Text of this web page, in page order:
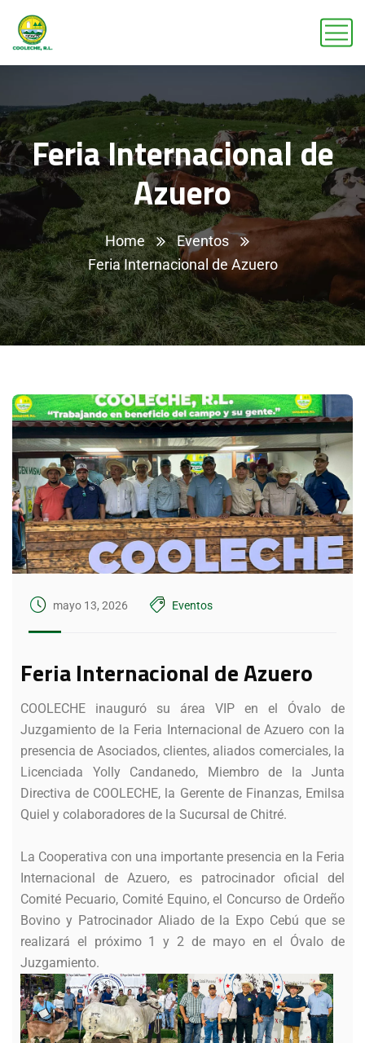
Feria Internacional de
Azuero
Home
Eventos
Feria Internacional de Azuero
mayo 13, 2026 Eventos
Feria Internacional de Azuero
COOLECHE inauguró su área VIP en el Óvalo de
Juzgamiento de la Feria Internacional de Azuero con la
presencia de Asociados, clientes, aliados comerciales, la
Licenciada Yolly Candanedo, Miembro de la Junta
Directiva de COOLECHE, la Gerente de Finanzas, Emilsa
Quiel y colaboradores de la Sucursal de Chitré.
La Cooperativa con una importante presencia en la Feria
Internacional de Azuero, es patrocinador oficial del
Comité Pecuario, Comité Equino, el Concurso de Ordeño
Bovino y Patrocinador Aliado de la Expo Cebú que se
realizará el próximo 1 y 2 de mayo en el Óvalo de
Juzgamiento.